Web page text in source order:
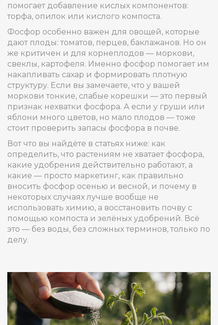
помогает добавление кислых компонентов:
торфа, опилок или кислого компоста.
Фосфор особенно важен для овощей, которые
дают плоды: томатов, перцев, баклажанов. Но он
же критичен и для корнеплодов — моркови,
свеклы, картофеля. Именно фосфор помогает им
накапливать сахар и формировать плотную
структуру. Если вы замечаете, что у вашей
моркови тонкие, слабые корешки — это первый
признак нехватки фосфора. А если у груши или
яблони много цветов, но мало плодов — тоже
стоит проверить запасы фосфора в почве.
Вот что вы найдёте в статьях ниже: как
определить, что растениям не хватает фосфора,
какие удобрения действительно работают, а
какие — просто маркетинг, как правильно
вносить фосфор осенью и весной, и почему в
некоторых случаях лучше вообще не
использовать химию, а восстановить почву с
помощью компоста и зелёных удобрений. Всё
это — без воды, без сложных терминов, только по
делу.